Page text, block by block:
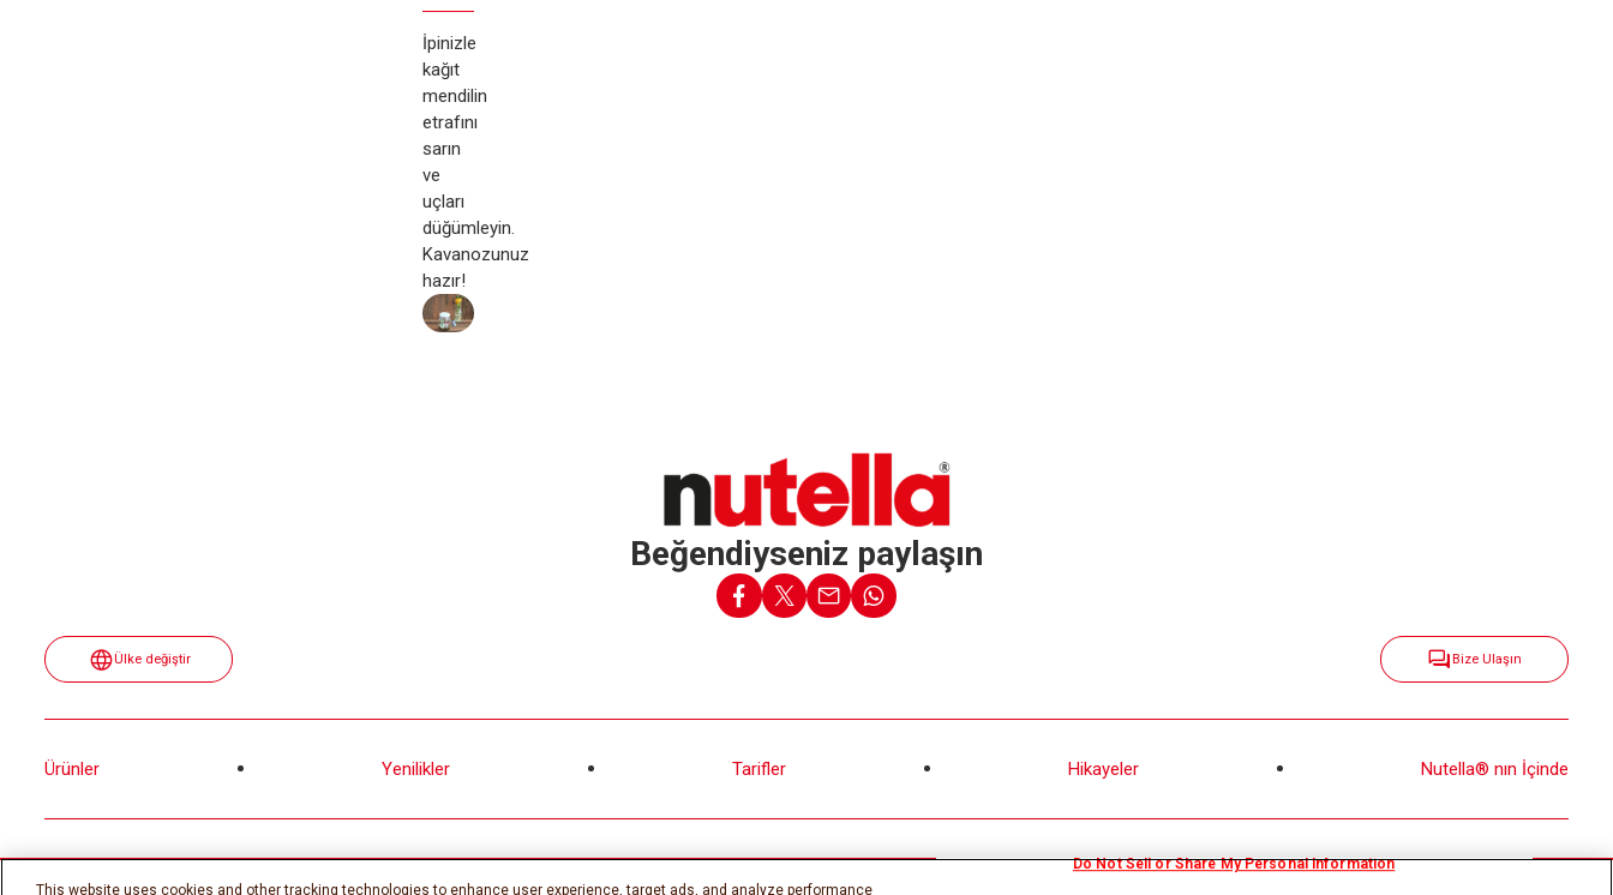
İpinizle
kağıt
mendilin
etrafını
sarın
ve
uçları
düğümleyin.
Kavanozunuz
hazır!
Beğendiyseniz paylaşın
Ülke değiştir Bize Ulaşın
Ürünler Yenilikler Tarifler Hikayeler Nutella® nın İçinde
©Ferrero 2026, tüm hakları saklıdır. Çerez PolitikasıGizlilik PolitikasıTeknik gereksinimlerKullanım şartlarıSitemap
This website uses cookies and other tracking technologies to enhance user experience, target ads, and analyze performance
Do Not Sell or Share My Personal Information